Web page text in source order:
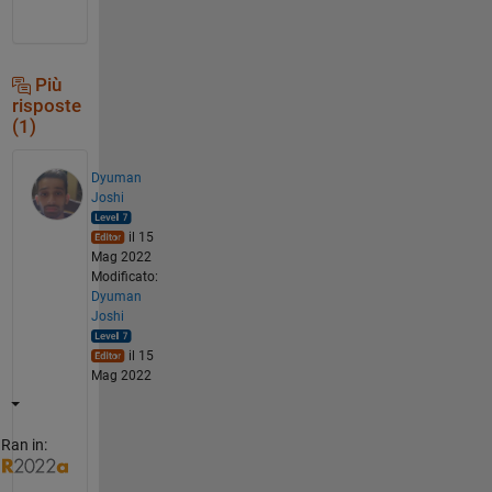
Più
risposte
(1)
Dyuman
Joshi
il 15
Mag 2022
Modificato:
Dyuman
Joshi
il 15
Mag 2022
Ran in: